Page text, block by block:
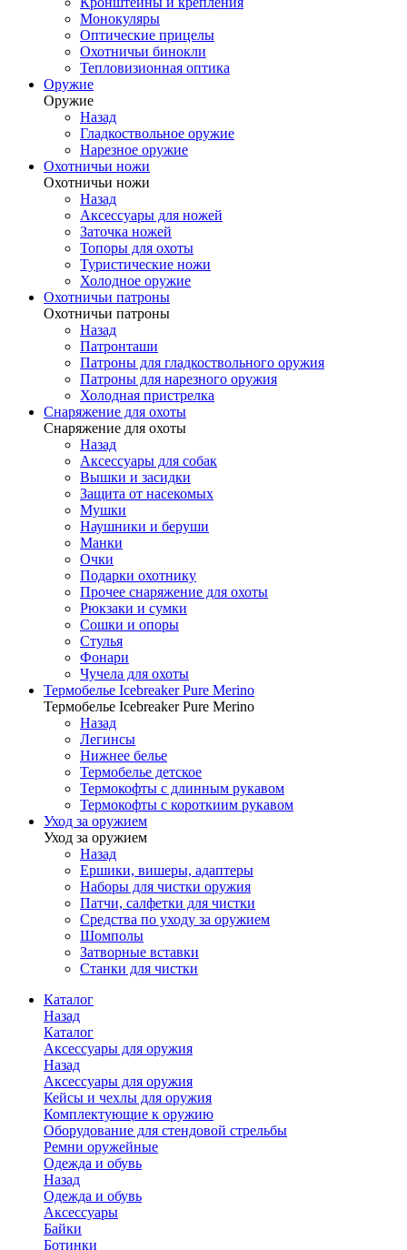
Монокуляры
Оптические прицелы
Охотничьи бинокли
Тепловизионная оптика
Оружие
Оружие
Назад
Гладкоствольное оружие
Нарезное оружие
Охотничьи ножи
Охотничьи ножи
Назад
Аксессуары для ножей
Заточка ножей
Топоры для охоты
Туристические ножи
Холодное оружие
Охотничьи патроны
Охотничьи патроны
Назад
Патронташи
Патроны для гладкоствольного оружия
Патроны для нарезного оружия
Холодная пристрелка
Снаряжение для охоты
Снаряжение для охоты
Назад
Аксессуары для собак
Вышки и засидки
Защита от насекомых
Мушки
Наушники и беруши
Манки
Очки
Подарки охотнику
Прочее снаряжение для охоты
Рюкзаки и сумки
Сошки и опоры
Стулья
Фонари
Чучела для охоты
Термобелье Icebreaker Pure Merino
Термобелье Icebreaker Pure Merino
Назад
Легинсы
Нижнее белье
Термобелье детское
Термокофты с длинным рукавом
Термокофты с короткиим рукавом
Уход за оружием
Уход за оружием
Назад
Ершики, вишеры, адаптеры
Наборы для чистки оружия
Патчи, салфетки для чистки
Средства по уходу за оружием
Шомполы
Затворные вставки
Станки для чистки
Каталог
Назад
Каталог
Аксессуары для оружия
Назад
Аксессуары для оружия
Кейсы и чехлы для оружия
Комплектующие к оружию
Оборудование для стендовой стрельбы
Ремни оружейные
Одежда и обувь
Назад
Одежда и обувь
Аксессуары
Байки
Ботинки